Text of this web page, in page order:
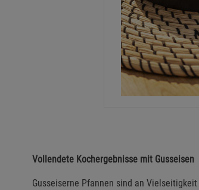
Vollendete Kochergebnisse mit Gusseisen
Gusseiserne Pfannen sind an